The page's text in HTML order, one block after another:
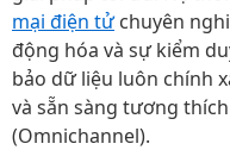
mại điện tửchuyên
động hóa và sự kiểm
bảo dữ liệu luôn chính
và sẵn sàng tương
(Omnichannel).